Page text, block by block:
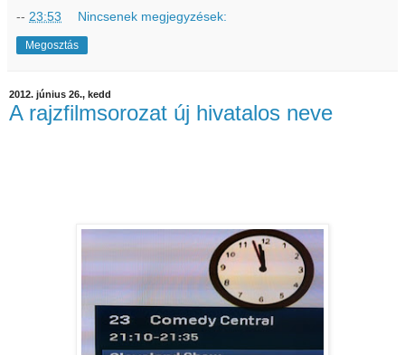
-- 23:53 Nincsenek megjegyzések:
Megosztás
2012. június 26., kedd
A rajzfilmsorozat új hivatalos neve